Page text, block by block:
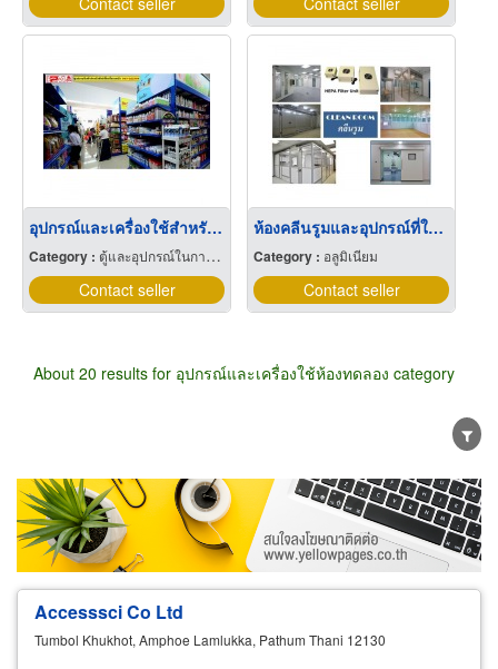
อุปกรณ์และเครื่องใช้สำหรับสัตว์เลี้ยง
Category : ตู้และอุปกรณ์ในการเลี้ยงปลา
Contact seller
ห้องคลีนรูมและอุปกรณ์ที่ใช้ในห้องคลีนรูม
Category : อลูมิเนียม
Contact seller
About 20 results for อุปกรณ์และเครื่องใช้ห้องทดลอง category
Wholesale Retail Manufacturer
Dealer
Exporter/Importer
Service Business
Accesssci Co Ltd
Tumbol Khukhot, Amphoe Lamlukka, Pathum Thani 12130